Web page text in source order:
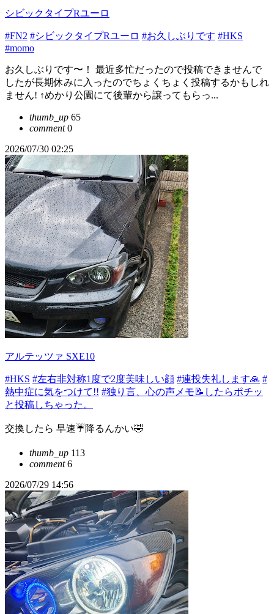
シビックタイプRユーロ
#FN2 #シビックタイプRユーロ #お久しぶりです #HKS
#momo
お久しぶりです〜！ 最近多忙だったので投稿できませんで
したが長期休みに入ったのでちょくちょく投稿するかもしれ
ません! ↑めかり公園にて後輩から譲ってもらっ...
thumb_up 65
comment0
2026/07/30 02:25
アルテッツァ SXE10
#HKS #左右非対称1度で2度美味しい顔 #連投失礼します🙏 #
熱中症に気をつけて!! #独り言、心の声メモ📝したらポチッ
と投稿しちゃった。
交換したら 早速☔降るんかい🤣
thumb_up 113
comment6
2026/07/29 14:56